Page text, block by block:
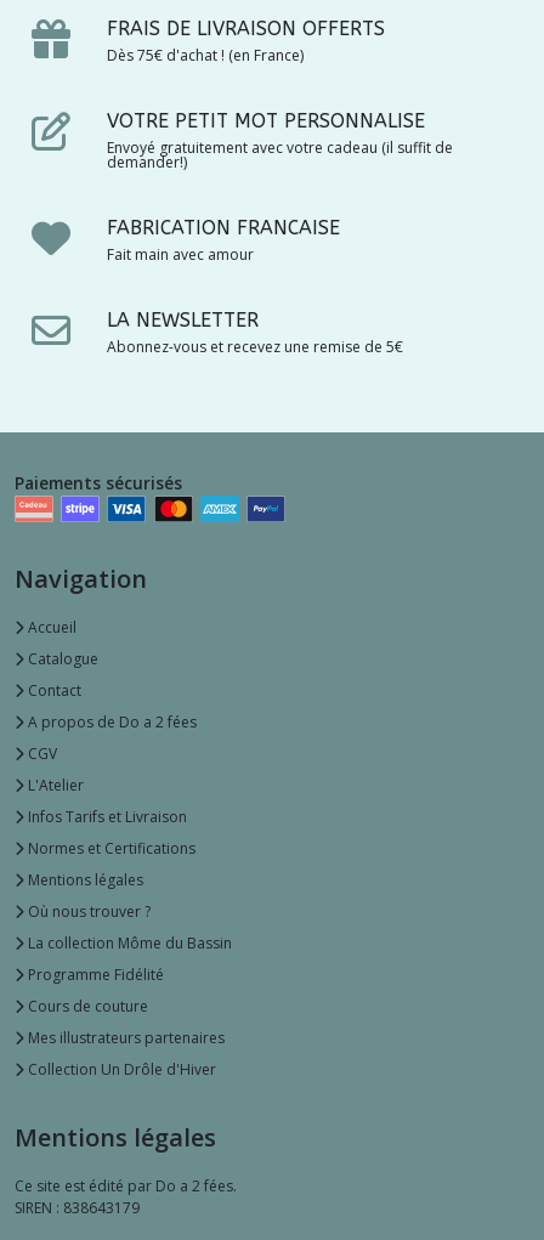
FRAIS DE LIVRAISON OFFERTS
Dès 75€ d'achat ! (en France)
VOTRE PETIT MOT PERSONNALISE
Envoyé gratuitement avec votre cadeau (il suffit de
demander!)
FABRICATION FRANCAISE
Fait main avec amour
LA NEWSLETTER
Abonnez-vous et recevez une remise de 5€
Paiements sécurisés
Navigation
Accueil
Catalogue
Contact
A propos de Do a 2 fées
CGV
L'Atelier
Infos Tarifs et Livraison
Normes et Certifications
Mentions légales
Où nous trouver ?
La collection Môme du Bassin
Programme Fidélité
Cours de couture
Mes illustrateurs partenaires
Collection Un Drôle d'Hiver
Mentions légales
Ce site est édité par Do a 2 fées.
SIREN : 838643179